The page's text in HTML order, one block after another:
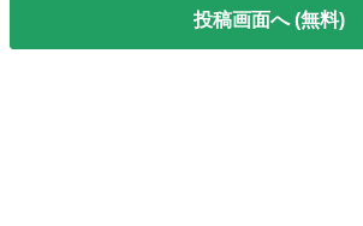
投稿画面へ (無料)